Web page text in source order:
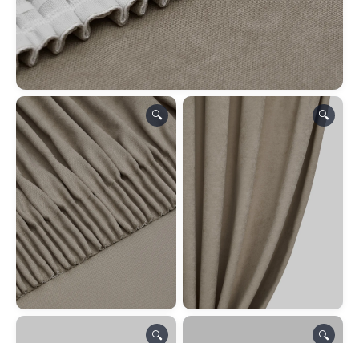
🔍 🔍
🔍 🔍